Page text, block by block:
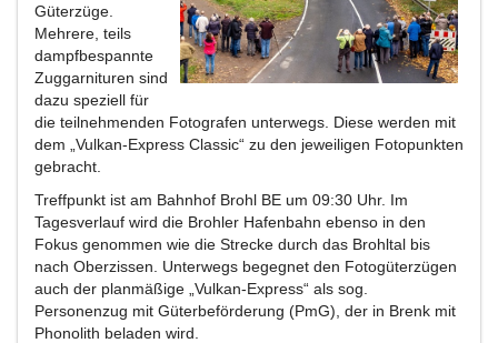
Güterzüge.
Mehrere, teils
dampfbespannte
Zuggarnituren sind
dazu speziell für
die teilnehmenden Fotografen unterwegs. Diese werden mit
dem „Vulkan-Express Classic“ zu den jeweiligen Fotopunkten
gebracht.
Treffpunkt ist am Bahnhof Brohl BE um 09:30 Uhr. Im
Tagesverlauf wird die Brohler Hafenbahn ebenso in den
Fokus genommen wie die Strecke durch das Brohltal bis
nach Oberzissen. Unterwegs begegnet den Fotogüterzügen
auch der planmäßige „Vulkan-Express“ als sog.
Personenzug mit Güterbeförderung (PmG), der in Brenk mit
Phonolith beladen wird.